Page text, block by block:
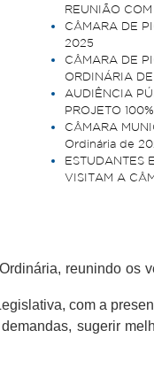
REUNIÃO
CÂMARA DE
2025
CÂMARA DE
ORDINÁRIA
AUDIÊNCIA
PROJETO
CÂMARA
Ordinária de
ESTUDANTES
VISITAM A
reunindo os
com a
sugerir